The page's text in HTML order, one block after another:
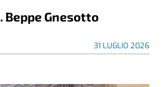
Beppe Gnesotto
31 LUGLIO 2026